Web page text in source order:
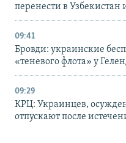
перенести в Узбекистан
09:41
Бровди: украинские
«теневого флота» у
09:29
КРЦ: Украинцев,
отпускают после